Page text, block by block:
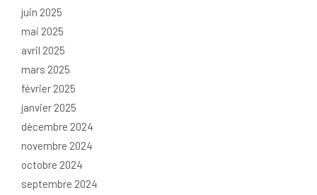
juin 2025
mai 2025
avril 2025
mars 2025
février 2025
janvier 2025
décembre 2024
novembre 2024
octobre 2024
septembre 2024